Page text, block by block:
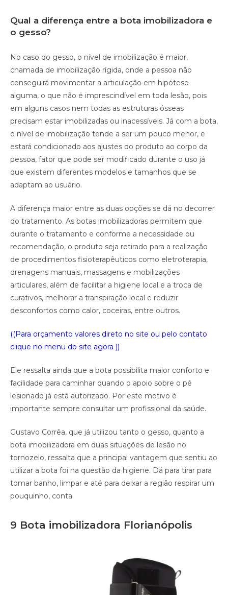
Qual a diferença entre a bota imobilizadora e
o gesso?
No caso do gesso, o nível de imobilização é maior,
chamada de imobilização rígida, onde a pessoa não
conseguirá movimentar a articulação em hipótese
alguma, o que não é imprescindível em toda lesão, pois
em alguns casos nem todas as estruturas ósseas
precisam estar imobilizadas ou inacessíveis. Já com a bota,
o nível de imobilização tende a ser um pouco menor, e
estará condicionado aos ajustes do produto ao corpo da
pessoa, fator que pode ser modificado durante o uso já
que existem diferentes modelos e tamanhos que se
adaptam ao usuário.
A diferença maior entre as duas opções se dá no decorrer
do tratamento. As botas imobilizadoras permitem que
durante o tratamento e conforme a necessidade ou
recomendação, o produto seja retirado para a realização
de procedimentos fisioterapêuticos como eletroterapia,
drenagens manuais, massagens e mobilizações
articulares, além de facilitar a higiene local e a troca de
curativos, melhorar a transpiração local e reduzir
desconfortos como calor, coceiras, entre outros.
((Para orçamento valores direto no site ou pelo contato
clique no menu do site agora ))
Ele ressalta ainda que a bota possibilita maior conforto e
facilidade para caminhar quando o apoio sobre o pé
lesionado já está autorizado. Por este motivo é
importante sempre consultar um profissional da saúde.
Gustavo Corrêa, que já utilizou tanto o gesso, quanto a
bota imobilizadora em duas situações de lesão no
tornozelo, ressalta que a principal vantagem que sentiu ao
utilizar a bota foi na questão da higiene. Dá para tirar para
tomar banho, limpar e até para deixar a região respirar um
pouquinho, conta.
9 Bota imobilizadora Florianópolis